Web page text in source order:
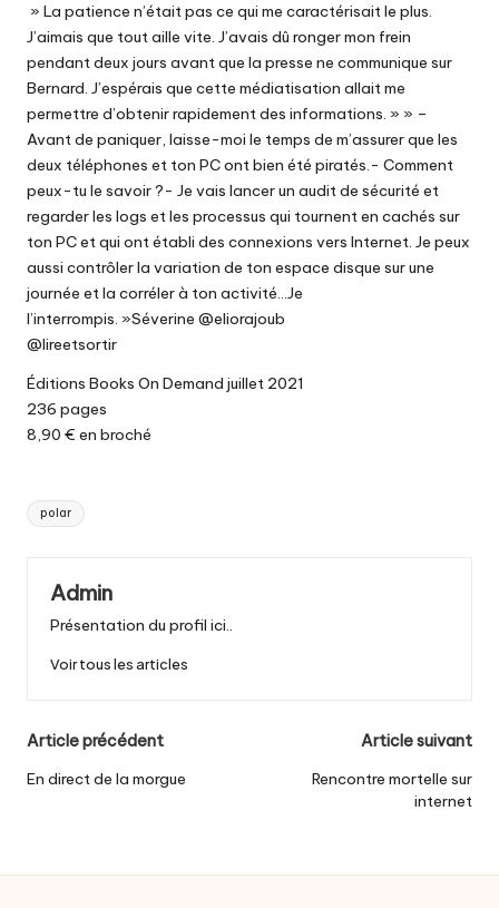
» La patience n’était pas ce qui me caractérisait le plus.
J’aimais que tout aille vite. J’avais dû ronger mon frein
pendant deux jours avant que la presse ne communique sur
Bernard. J’espérais que cette médiatisation allait me
permettre d’obtenir rapidement des informations. » » –
Avant de paniquer, laisse-moi le temps de m’assurer que les
deux téléphones et ton PC ont bien été piratés.- Comment
peux-tu le savoir ?- Je vais lancer un audit de sécurité et
regarder les logs et les processus qui tournent en cachés sur
ton PC et qui ont établi des connexions vers Internet. Je peux
aussi contrôler la variation de ton espace disque sur une
journée et la corréler à ton activité…Je
l’interrompis. »Séverine @eliorajoub
@lireetsortir
Éditions Books On Demand juillet 2021
236 pages
8,90 € en broché
Tags:
polar
Admin
Présentation du profil ici..
Voir tous les articles
Post
navigation
Article précédent
En direct de la morgue
Article suivant
Rencontre mortelle sur
internet